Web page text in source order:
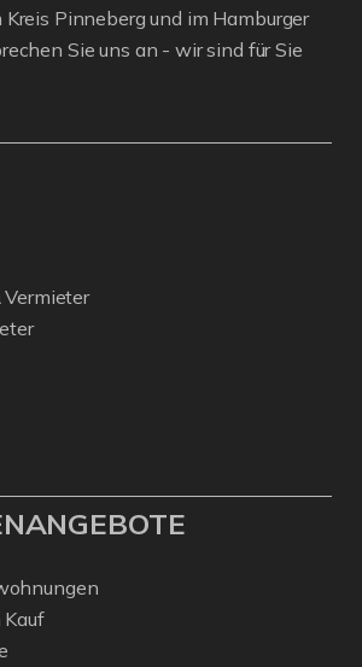
Pinneberg und im Hamburger
Sie uns an - wir sind für Sie
Vermieter
Kauf